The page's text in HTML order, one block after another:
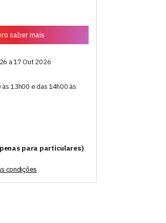
saber mais
a 17 Out 2026
13h00 e das 14h00 às
para particulares)
condições